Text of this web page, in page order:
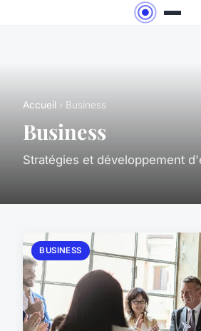
Accueil › Business
Business
Stratégies et développement
BUSINESS